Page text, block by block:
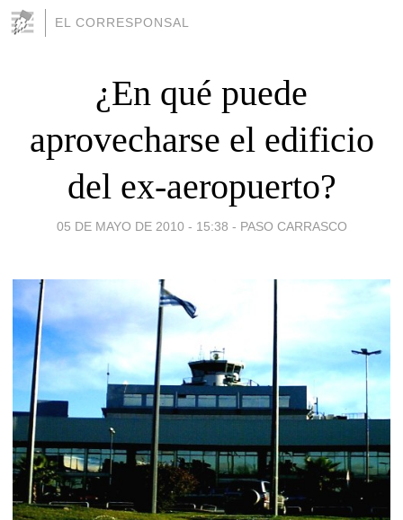
EL CORRESPONSAL
¿En qué puede
aprovecharse el edificio
del ex-aeropuerto?
05 DE MAYO DE 2010 - 15:38 - PASO CARRASCO